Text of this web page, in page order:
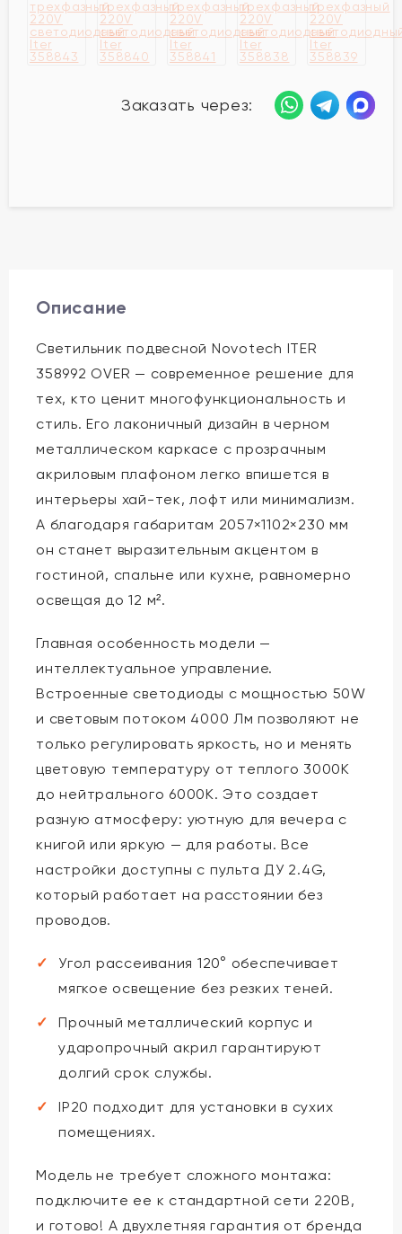
Заказать через:
Описание
Светильник подвесной Novotech ITER
358992 OVER — современное решение для
тех, кто ценит многофункциональность и
стиль. Его лаконичный дизайн в черном
металлическом каркасе с прозрачным
акриловым плафоном легко впишется в
интерьеры хай-тек, лофт или минимализм.
А благодаря габаритам 2057×1102×230 мм
он станет выразительным акцентом в
гостиной, спальне или кухне, равномерно
освещая до 12 м².
Главная особенность модели —
интеллектуальное управление.
Встроенные светодиоды с мощностью 50W
и световым потоком 4000 Лм позволяют не
только регулировать яркость, но и менять
цветовую температуру от теплого 3000K
до нейтрального 6000K. Это создает
разную атмосферу: уютную для вечера с
книгой или яркую — для работы. Все
настройки доступны с пульта ДУ 2.4G,
который работает на расстоянии без
проводов.
Угол рассеивания 120° обеспечивает
мягкое освещение без резких теней.
Прочный металлический корпус и
ударопрочный акрил гарантируют
долгий срок службы.
IP20 подходит для установки в сухих
помещениях.
Модель не требует сложного монтажа:
подключите ее к стандартной сети 220В,
и готово! А двухлетняя гарантия от бренда